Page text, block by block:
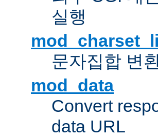
실행
문자집합 변
mod_data
Convert
data URL